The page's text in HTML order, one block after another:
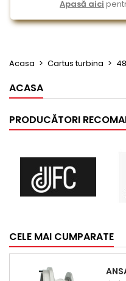
Apasă aici
Acasa Cartus turbina
ACASA
PRODUCĂTORI
CELE MAI CUMPARATE